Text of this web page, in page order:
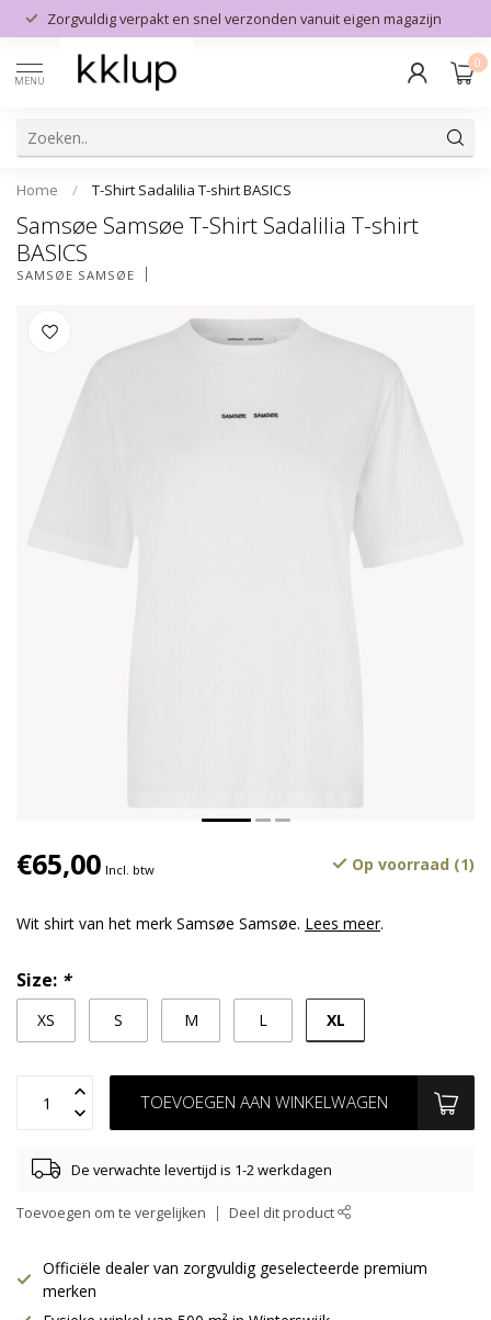
Zorgvuldig verpakt en snel verzonden vanuit eigen magazijn
MENU
0
Home / T-Shirt Sadalilia T-shirt BASICS
Samsøe Samsøe T-Shirt Sadalilia T-shirt
BASICS
SAMSØE SAMSØE
€65,00 Incl. btw Op voorraad (1)
Wit shirt van het merk Samsøe Samsøe. Lees meer.
Size: *
XS S M L XL
TOEVOEGEN AAN WINKELWAGEN
De verwachte levertijd is 1-2 werkdagen
Toevoegen om te vergelijken Deel dit product
Officiële dealer van zorgvuldig geselecteerde premium
merken